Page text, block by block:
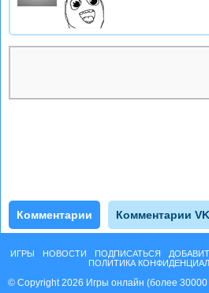
Комментарии Комментарии VK
ИГРЫ НОВОСТИ ПОДПИСАТЬСЯ
ПОЛИТИКА
© Copyright 2026 Игры онлайн (более 30000